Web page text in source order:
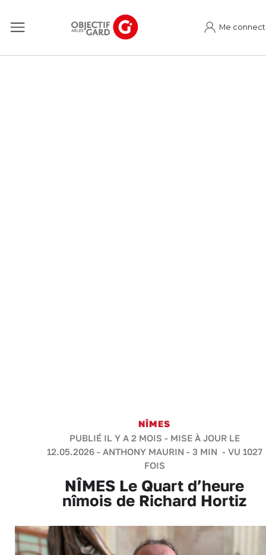
Me
NÎMES
PUBLIÉ IL Y A 2 MOIS - MISE À JOUR LE
12.05.2026 - ANTHONY MAURIN - 3 MIN - VU 1027
FOIS
NÎMES Le Quart d’heure
nîmois de Richard Hortiz